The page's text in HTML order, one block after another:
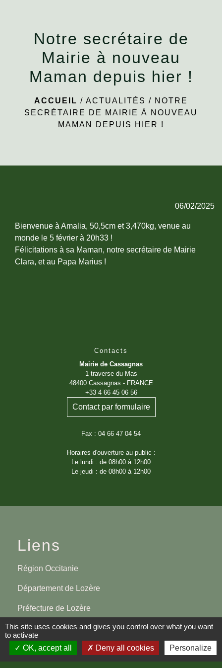
Notre secrétaire de
Mairie à nouveau
Maman depuis hier !
ACCUEIL / ACTUALITÉS / NOTRE
SECRÉTAIRE DE MAIRIE À NOUVEAU
MAMAN DEPUIS HIER !
06/02/2025
Bienvenue à Amalia, 50,5cm et 3,470kg, venue au
monde le 5 février à 20h33 !
Félicitations à sa Maman, notre secrétaire de Mairie
Clara, et au Papa Marius !
Contacts
Mairie de Cassagnas
1 traverse du Mas
48400 Cassagnas - FRANCE
+33 4 66 45 06 56
Contact par formulaire
Fax : 04 66 47 04 54
Horaires d'ouverture au public :
Le lundi : de 08h00 à 12h00
Le jeudi : de 08h00 à 12h00
Liens
Région Occitanie
Département de Lozère
Préfecture de Lozère
Mentions légales
Accessibilité - Plan du site - Gestion des cookies
This site uses cookies and gives you control over what you want
to activate
OK, accept all
Deny all cookies Personalize